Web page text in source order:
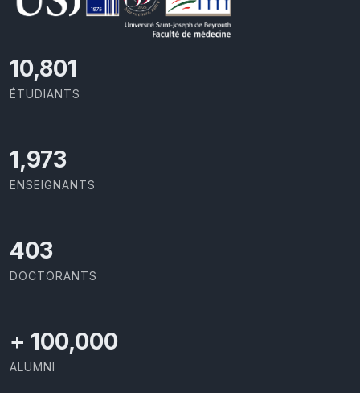
11,418
ÉTUDIANTS
2,086
ENSEIGNANTS
426
DOCTORANTS
+ 100,000
ALUMNI